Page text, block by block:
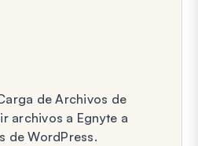
de Archivos de
archivos a Egnyte a
de WordPress.